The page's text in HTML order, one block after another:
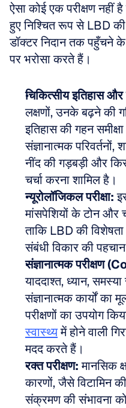
ऐसा कोई एक परीक्षण नहीं
हुए निश्चित रूप से LBD
डॉक्टर निदान तक पहुँचने
पर भरोसा करते हैं।
चिकित्सीय इतिहास और
लक्षणों, उनके बढ़ने की
इतिहास की गहन
संज्ञानात्मक
नींद की गड़बड़ी और
चर्चा करना शामिल है।
न्यूरोलॉजिकल परीक्षा:
मांसपेशियों के टोन
ताकि LBD की
संबंधी विकार की
संज्ञानात्मक
याददाश्त, ध्यान,
संज्ञानात्मक कार्यों
परीक्षणों का उपयोग
स्वास्थ्य में होने वाली
मदद करते हैं।
रक्त परीक्षण: मानसिक
कारणों, जैसे विटामिन
संक्रमण की संभावना